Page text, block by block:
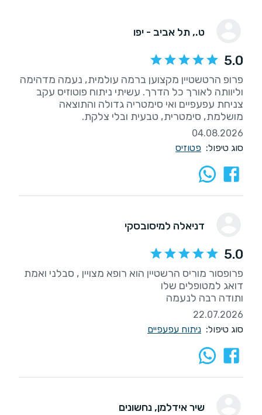
ט., תל אביב - יפו
5.0
פרופ הרטשטיין מקצוען ברמה עולמית, נעמה מדהימה
וליוותה לאורך כל הדרך. עשיתי ניתוח פוטוזיס עקב
צניחת עפעפיים ואי סימטריה גדולה והתוצאה
מושלמת, סימטרית, טבעית ובלי צלקת.
04.08.2026
סוג טיפול: פטוזיס
דניאלה למיסובסקי
5.0
פרופסור מוריס הרשטיין הוא רופא מצויין , סבלני ואמת
ותודה רבה לנעמה
22.07.2026
סוג טיפול: ניתוח עפעפיים
שיר אידלמן, נחשונים